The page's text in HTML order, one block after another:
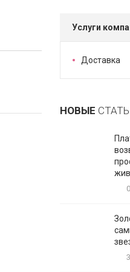
Услуги
Доставка
НОВЫЕ